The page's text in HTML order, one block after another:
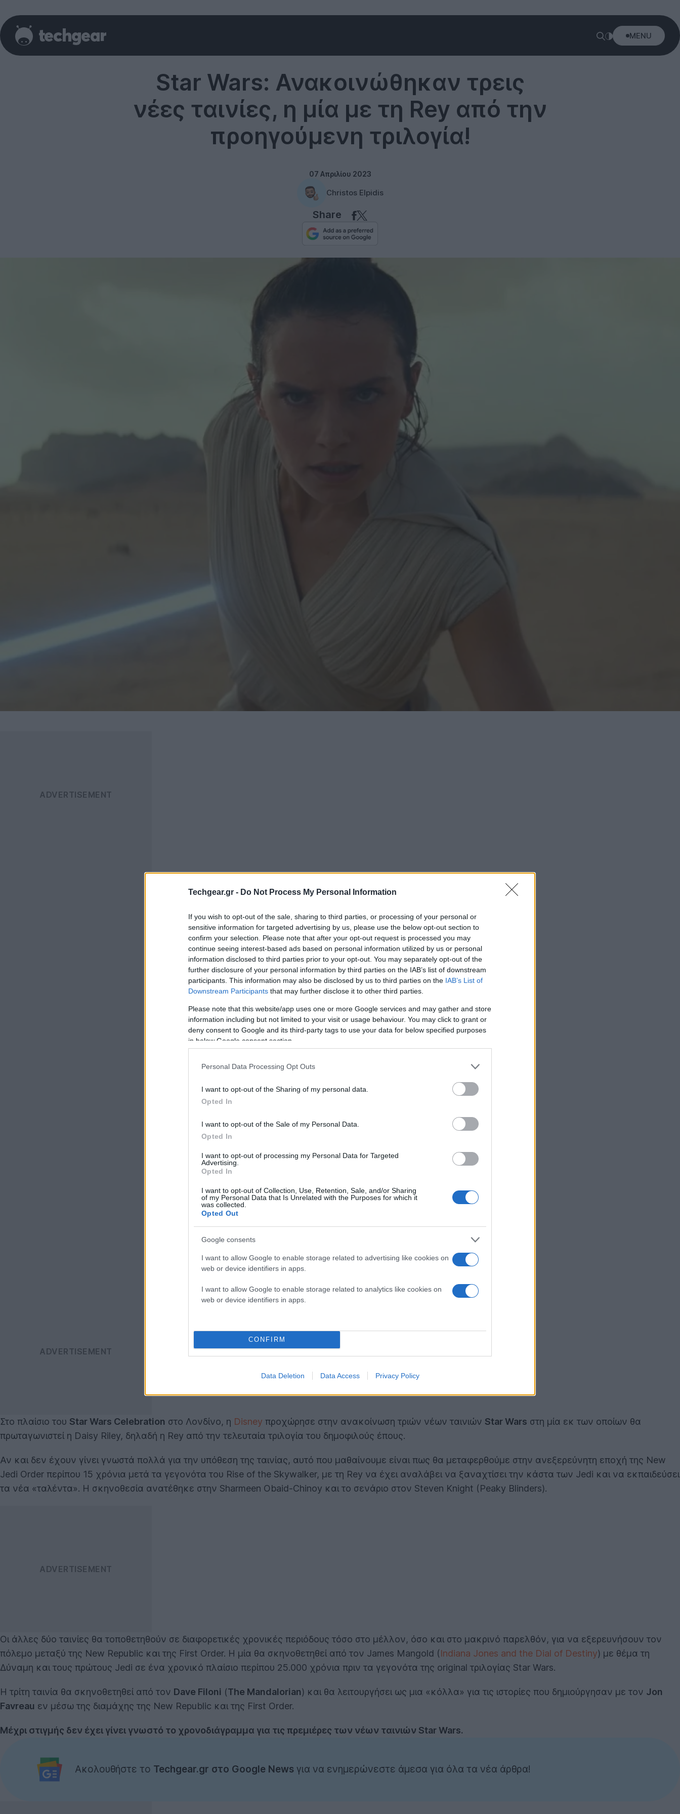
Techgear.gr - Do Not Process My Personal Information
If you wish to opt-out of the sale, sharing to third parties, or processing of your personal or
sensitive information for targeted advertising by us, please use the below opt-out section to
confirm your selection. Please note that after your opt-out request is processed you may
continue seeing interest-based ads based on personal information utilized by us or personal
information disclosed to third parties prior to your opt-out. You may separately opt-out of the
further disclosure of your personal information by third parties on the IAB’s list of downstream
participants. This information may also be disclosed by us to third parties on the IAB’s List of
Downstream Participants that may further disclose it to other third parties.
Please note that this website/app uses one or more Google services and may gather and store
information including but not limited to your visit or usage behaviour. You may click to grant or
deny consent to Google and its third-party tags to use your data for below specified purposes
in below Google consent section.
Personal Data Processing Opt Outs
I want to opt-out of the Sharing of my personal data.
Opted In
I want to opt-out of the Sale of my Personal Data.
Opted In
I want to opt-out of processing my Personal Data for Targeted
Advertising.
Opted In
I want to opt-out of Collection, Use, Retention, Sale, and/or Sharing
of my Personal Data that Is Unrelated with the Purposes for which it
was collected.
Opted Out
Google consents
I want to allow Google to enable storage related to advertising like cookies on
web or device identifiers in apps.
I want to allow Google to enable storage related to analytics like cookies on
web or device identifiers in apps.
CONFIRM
Data Deletion Data Access Privacy Policy
MENU
Star Wars: Ανακοινώθηκαν τρεις
νέες ταινίες, η μία με τη Rey από την
προηγούμενη τριλογία!
07 Απριλίου 2023
Christos Elpidis
Share
Στο πλαίσιο του Star Wars Celebration στο Λονδίνο, η Disney προχώρησε στην ανακοίνωση τριών νέων ταινιών Star Wars στη μία εκ των οποίων θα
πρωταγωνιστεί η Daisy Riley, δηλαδή η Rey από την τελευταία τριλογία του δημοφιλούς έπους.
Αν και δεν έχουν γίνει γνωστά πολλά για την υπόθεση της ταινίας, αυτό που μαθαίνουμε είναι πως θα μεταφερθούμε στην ανεξερεύνητη εποχή της New
Jedi Order περίπου 15 χρόνια μετά τα γεγονότα του Rise of the Skywalker, με τη Rey να έχει αναλάβει να ξαναχτίσει την κάστα των Jedi και να εκπαιδεύσει
τα νέα «ταλέντα». Η σκηνοθεσία ανατέθηκε στην Sharmeen Obaid-Chinoy και το σενάριο στον Steven Knight (Peaky Blinders).
Οι άλλες δύο ταινίες θα τοποθετηθούν σε διαφορετικές χρονικές περιόδους τόσο στο μέλλον, όσο και στο μακρινό παρελθόν, για να εξερευνήσουν τον
πόλεμο μεταξύ της New Republic και της First Order. Η μία θα σκηνοθετηθεί από τον James Mangold (Indiana Jones and the Dial of Destiny) με θέμα τη
Δύναμη και τους πρώτους Jedi σε ένα χρονικό πλαίσιο περίπου 25.000 χρόνια πριν τα γεγονότα της original τριλογίας Star Wars.
Η τρίτη ταινία θα σκηνοθετηθεί από τον Dave Filoni (The Mandalorian) και θα λειτουργήσει ως μια «κόλλα» για τις ιστορίες που δημιούργησαν με τον Jon
Favreau εν μέσω της διαμάχης της New Republic και της First Order.
Μέχρι στιγμής δεν έχει γίνει γνωστό το χρονοδιάγραμμα για τις πρεμιέρες των νέων ταινιών Star Wars.
Ακολουθήστε το Techgear.gr στο Google News για να ενημερώνεστε άμεσα για όλα τα νέα άρθρα!